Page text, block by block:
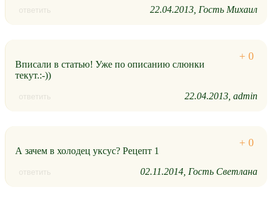
ответить 22.04.2013 Гость Михаил
Вписали в статью! Уже по описанию слюнки
текут.:-))
ответить 22.04.2013 admin
А зачем в холодец уксус? Рецепт 1
ответить 02.11.2014 Гость Светлана